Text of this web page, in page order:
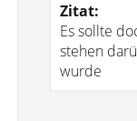
Zitat:
Es sollte
stehen
wurde